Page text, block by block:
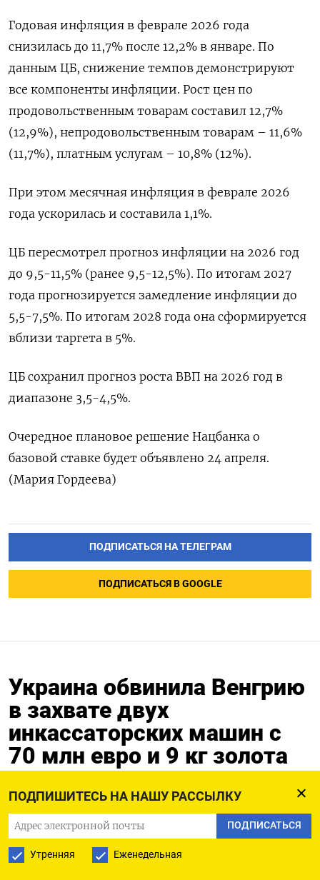
ПОДПИШИТЕСЬ НА НАШУ РАССЫЛКУ
ПОДПИСАТЬСЯ
Утренняя Еженедельная
Годовая инфляция в ‌феврале 2026 года
снизилась до 11,7% после 12,2% в январе. По
данным ЦБ, ​снижение темпов демонстрируют ​
все ‌компоненты инфляции. Рост цен по
продовольственным товарам составил ​12,7%
(12,9%), непродовольственным товарам – 11,6%
(11,7%), платным услугам – 10,8% (12%).
При этом месячная инфляция в феврале 2026
года ускорилась и составила 1,1%.
ЦБ пересмотрел прогноз инфляции на 2026 год
до 9,5-11,5% (ранее 9,5-12,5%). По итогам 2027 ​
года прогнозируется ⁠замедление инфляции до
5,5-7,5%. По итогам 2028 года она сформируется
вблизи ‌таргета в 5%.
ЦБ сохранил прогноз роста ‌ВВП на 2026 год в
диапазоне 3,5-4,5%.
Очередное плановое ​решение Нацбанка о
базовой ставке ‌будет объявлено 24 апреля.
(Мария Гордеева)
ПОДПИСАТЬСЯ НА ТЕЛЕГРАМ
ПОДПИСАТЬСЯ В GOOGLE
Украина обвинила Венгрию
в захвате двух
инкассаторских машин с
70 млн евро и 9 кг золота